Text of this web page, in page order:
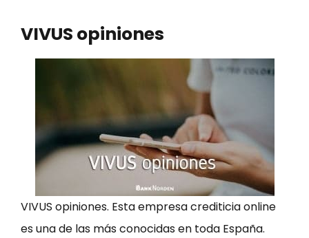
VIVUS opiniones
VIVUS opiniones. Esta empresa crediticia online
es una de las más conocidas en toda España.